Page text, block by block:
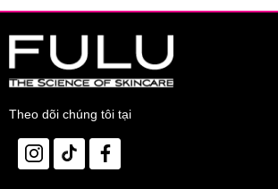
Ion phục hồi và tái tạo tóc hư tổn, bổ sung
Hương hoa trà, hoa trà mật ong và hoa
Bảo quản:
Thông số sản phẩm:
Thương hiệu:TSUBAKI (thuộc tập đoàn
Xuất xứ thương hiệu:
Theo dõi chúng tôi tại